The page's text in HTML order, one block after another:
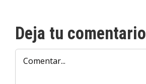
Deja tu comentario
Comentar